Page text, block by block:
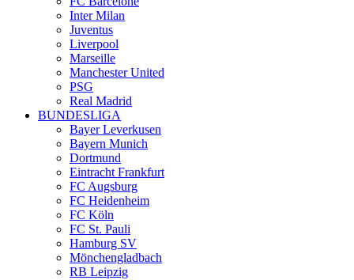
Inter Milan
Juventus
Liverpool
Marseille
Manchester United
PSG
Real Madrid
BUNDESLIGA
Bayer Leverkusen
Bayern Munich
Dortmund
Eintracht Frankfurt
FC Augsburg
FC Heidenheim
FC Köln
FC St. Pauli
Hamburg SV
Mönchengladbach
RB Leipzig